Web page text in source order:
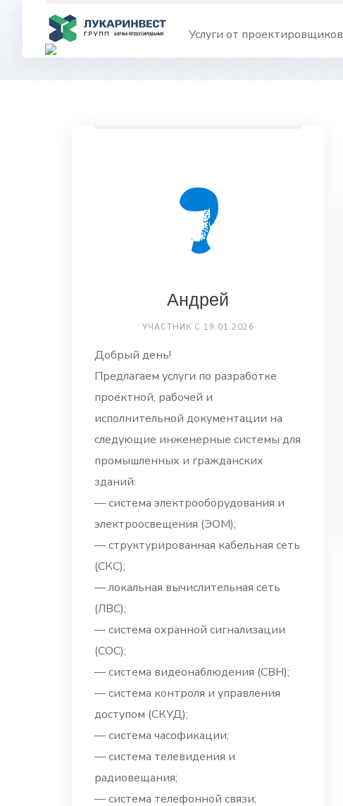
Услуги от проектировщиков
Андрей
УЧАСТНИК С 19.01.2026
Добрый день!
Предлагаем услуги по разработке
проектной, рабочей и
исполнительной документации на
следующие инженерные системы для
промышленных и гражданских
зданий:
— система электрооборудования и
электроосвещения (ЭОМ);
— структурированная кабельная сеть
(СКС);
— локальная вычислительная сеть
(ЛВС);
— система охранной сигнализации
(СОС);
— система видеонаблюдения (СВН);
— система контроля и управления
доступом (СКУД);
— система часофикации;
— система телевидения и
радиовещания;
— система телефонной связи;